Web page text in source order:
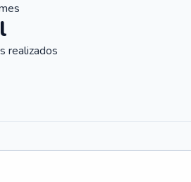
realizados